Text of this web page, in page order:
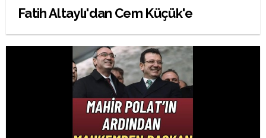
Fatih Altaylı'dan Cem Küçük'e